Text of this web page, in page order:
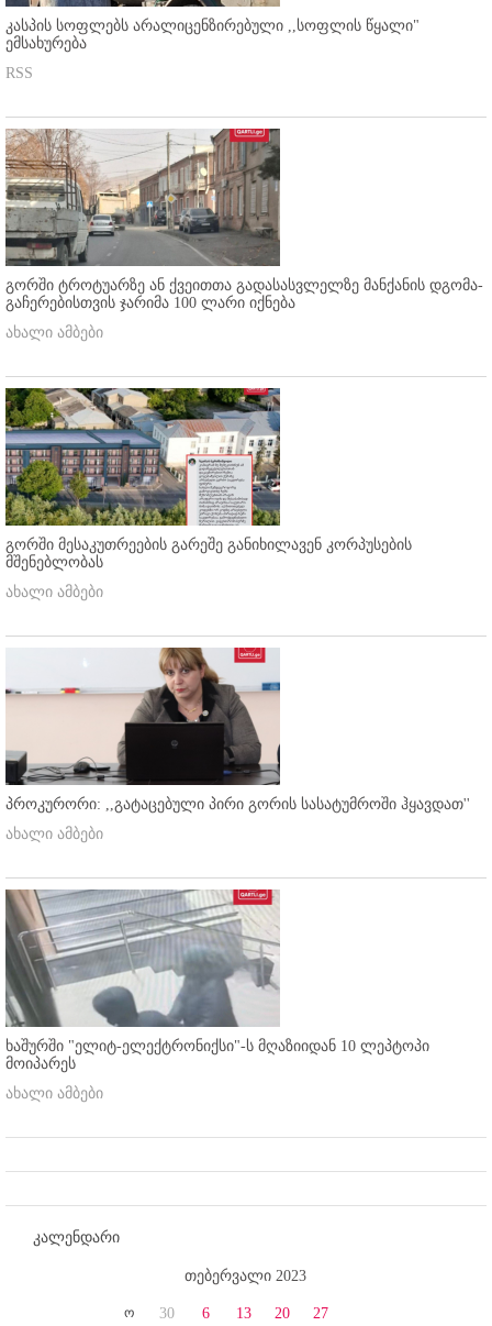
კასპის სოფლებს არალიცენზირებული ,,სოფლის წყალი"
ემსახურება
RSS
გორში ტროტუარზე ან ქვეითთა გადასასვლელზე მანქანის დგომა-
გაჩერებისთვის ჯარიმა 100 ლარი იქნება
ახალი ამბები
გორში მესაკუთრეების გარეშე განიხილავენ კორპუსების
მშენებლობას
ახალი ამბები
პროკურორი: ,,გატაცებული პირი გორის სასატუმროში ჰყავდათ''
ახალი ამბები
ხაშურში "ელიტ-ელექტრონიქსი"-ს მღაზიიდან 10 ლეპტოპი
მოიპარეს
ახალი ამბები
კალენდარი
თებერვალი 2023
ო 30 6 13 20 27